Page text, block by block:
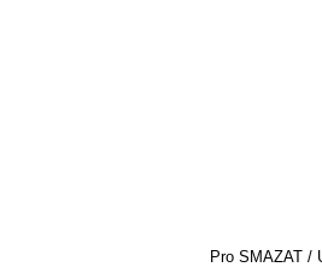
Pro SMAZAT /